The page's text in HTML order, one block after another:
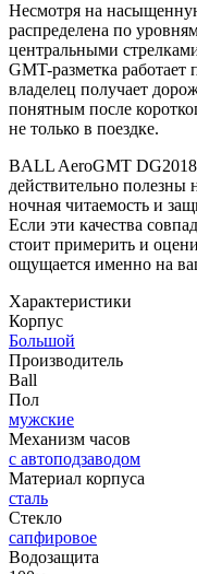
Несмотря на
распределена по
центральными
GMT-разметка работает
владелец получает
понятным после
не только в поездке.
BALL AeroGMT
действительно полезны
ночная читаемость и
Если эти качества
стоит примерить и
ощущается именно на
Характеристики
Корпус
Большой
Производитель
Ball
Пол
мужские
Механизм часов
с автоподзаводом
Материал корпуса
сталь
Стекло
сапфировое
Водозащита